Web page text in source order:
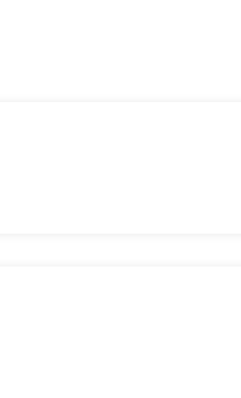
sans complications.
du marché.
des plateformes et des dApps.